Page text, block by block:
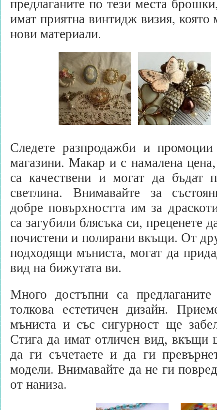
имат приятна винтидж визия, която
нови материали.
Следете разпродажби и
магазини. Макар и с намалена
са качествени и могат да бъдат
светлина. Внимавайте за
добре повърхността им за
са загубили блясъка си, преценете
почистени и полирани вкъщи. От
подходящи мъниста, могат да
вид на бижутата ви.
Много достъпни са
толкова естетичен дизайн.
мъниста и със сигурност ще
Стига да имат отличен вид,
да ги съчетаете и да ги
модели. Внимавайте да не ги
от наниза.